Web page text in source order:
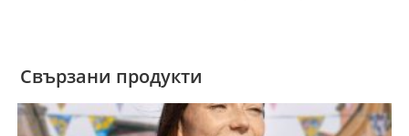
Свързани продукти